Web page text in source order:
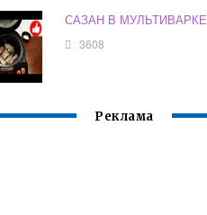
САЗАН В МУЛЬТИВАРКЕ
3608
Реклама